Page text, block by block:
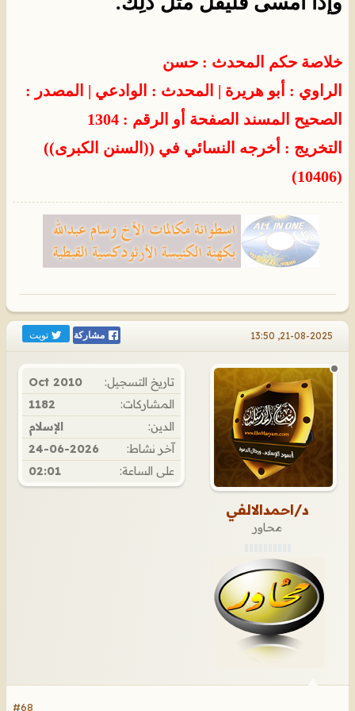
خلاصة حكم المحدث : حسن
الراوي : أبو هريرة | المحدث : الوادعي | المصدر :
الصحيح المسند الصفحة أو الرقم : 1304
التخريج : أخرجه النسائي في ((السنن الكبرى))
(10406)
21-08-2025, 13:50 مشاركة تويت
د/احمدالالفي
محاور
تاريخ التسجيل:
Oct 2010
المشاركات:
1182
الدين:
الإسلام
آخر نشاط:
24-06-2026
على الساعة:
02:01
#68